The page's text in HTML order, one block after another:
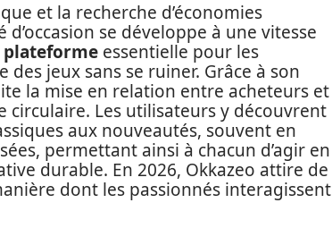
et la recherche d’économies
se développe à une vitesse
plateforme essentielle pour les
jeux sans se ruiner. Grâce à son
la mise en relation entre acheteurs et
circulaire. Les utilisateurs y découvrent
aux nouveautés, souvent en
permettant ainsi à chacun d’agir en
durable. En 2026, Okkazeo attire de
dont les passionnés interagissent